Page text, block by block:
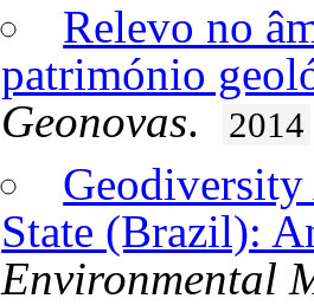
Relevo no
património
Geonovas. 2014
Geodiversity
State (Brazil):
Environmental